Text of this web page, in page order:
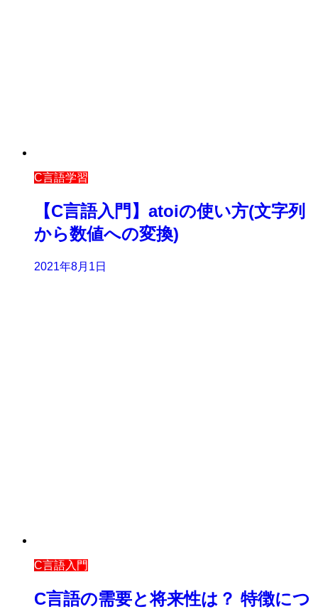
C言語学習
【C言語入門】atoiの使い方(文字列
から数値への変換)
2021年8月1日
C言語入門
C言語の需要と将来性は？ 特徴につ